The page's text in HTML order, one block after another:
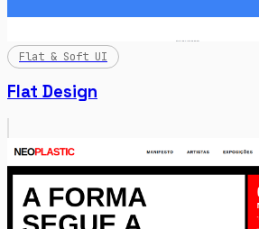
Flat & Soft UI
Flat Design